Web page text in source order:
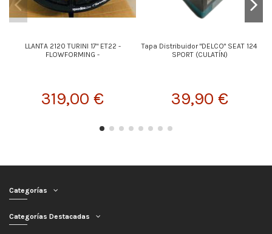
LLANTA 2120 TURINI 17" ET22 -
FLOWFORMING -
319,00 €
Tapa Distribuidor "DELCO" SEAT 124
SPORT (CULATÍN)
39,90 €
Categorías
Categorías Destacadas